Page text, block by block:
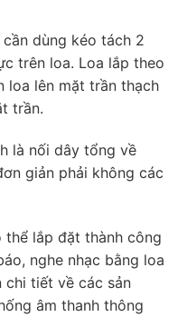
dùng kéo tách 2
trên loa. Loa lắp theo
loa lên mặt trần thạch
trần.
là nối dây tổng về
giản phải không các
lắp đặt thành công
nghe nhạc bằng loa
tiết về các sản
âm thanh thông